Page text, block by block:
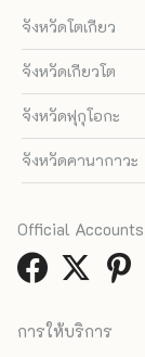
จังหวัดโตเกียว
จังหวัดเกียวโต
จังหวัดฟุกุโอกะ
จังหวัดคานากาวะ
การให้บริการ
Official Accounts